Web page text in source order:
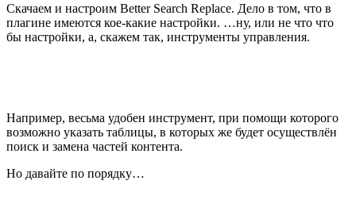
Скачаем и настроим Better Search Replace. Дело в том, что в
плагине имеются кое-какие настройки. …ну, или не что что
бы настройки, а, скажем так, инструменты управления.
Например, весьма удобен инструмент, при помощи которого
возможно указать таблицы, в которых же будет осуществлён
поиск и замена частей контента.
Но давайте по порядку…